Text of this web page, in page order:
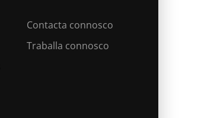
Contacta connosco
Traballa connosco